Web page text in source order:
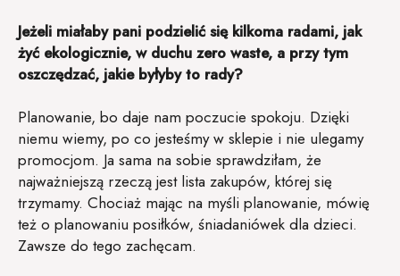
Jeżeli miałaby pani podzielić się kilkoma radami, jak
żyć ekologicznie, w duchu zero waste, a przy tym
oszczędzać, jakie byłyby to rady?
Planowanie, bo daje nam poczucie spokoju. Dzięki
niemu wiemy, po co jesteśmy w sklepie i nie ulegamy
promocjom. Ja sama na sobie sprawdziłam, że
najważniejszą rzeczą jest lista zakupów, której się
trzymamy. Chociaż mając na myśli planowanie, mówię
też o planowaniu posiłków, śniadaniówek dla dzieci.
Zawsze do tego zachęcam.